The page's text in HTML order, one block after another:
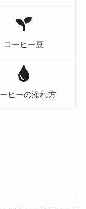
コーヒー豆
ヒーの淹れ方